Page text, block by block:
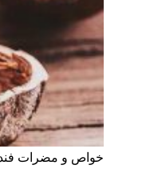
خواص و مضرات